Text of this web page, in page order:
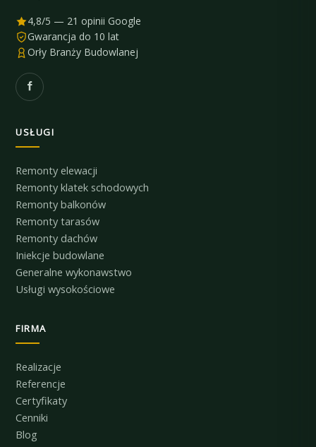
4,8/5 — 21 opinii Google
Gwarancja do 10 lat
Orły Branży Budowlanej
USŁUGI
Remonty elewacji
Remonty klatek schodowych
Remonty balkonów
Remonty tarasów
Remonty dachów
Iniekcje budowlane
Generalne wykonawstwo
Usługi wysokościowe
FIRMA
Realizacje
Referencje
Certyfikaty
Cenniki
Blog